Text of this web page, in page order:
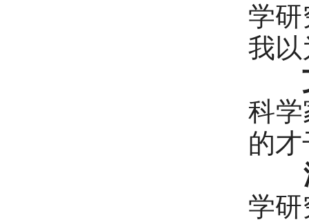
学
我以
科
的
学